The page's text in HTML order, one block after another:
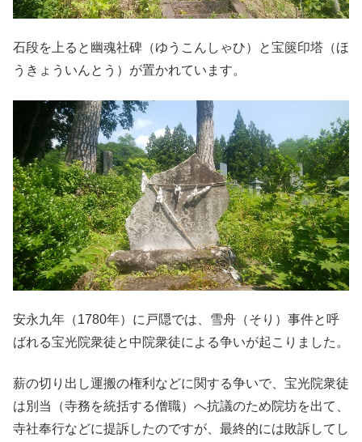
石段を上ると幽魂社碑（ゆうこんしゃひ）と宝篋印塔（ほ
うきょういんとう）が置かれています。
安永九年（1780年）に戸隠では、雪舟（そり）事件と呼
ばれる宝光院衆徒と中院衆徒による争いが起こりました。
薪の切り出し運搬の権利などに関する争いで、宝光院衆徒
は別当（寺務を統括する僧職）へ抗議のため院坊を出て、
寺社奉行などに提訴したのですが、最終的には敗訴してし